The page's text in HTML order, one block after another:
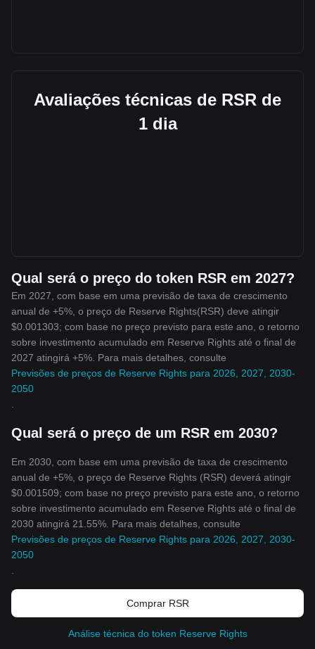
Avaliações técnicas de RSR de
1 dia
Qual será o preço do token RSR em 2027?
Em 2027, com base em uma previsão de taxa de crescimento
anual de +5%, o preço de Reserve Rights(RSR) deve atingir
$0.001303; com base no preço previsto para este ano, o retorno
sobre investimento acumulado em Reserve Rights até o final de
2027 atingirá +5%. Para mais detalhes, consulte
Previsões de preços de Reserve Rights para 2026, 2027, 2030-
2050
Qual será o preço de um RSR em 2030?
Em 2030, com base em uma previsão de taxa de crescimento
anual de +5%, o preço de Reserve Rights (RSR) deverá atingir
$0.001509; com base no preço previsto para este ano, o retorno
sobre investimento acumulado em Reserve Rights até o final de
2030 atingirá 21.55%. Para mais detalhes, consulte
Previsões de preços de Reserve Rights para 2026, 2027, 2030-
2050
Comprar RSR
Análise técnica do token Reserve Rights